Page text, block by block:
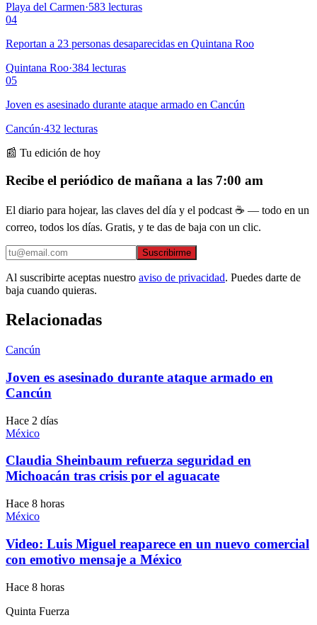
Playa del Carmen·583 lecturas
04
Reportan a 23 personas desaparecidas en Quintana Roo
Quintana Roo·384 lecturas
05
Joven es asesinado durante ataque armado en Cancún
Cancún·432 lecturas
📰 Tu edición de hoy
Recibe el periódico de mañana a las 7:00 am
El diario para hojear, las claves del día y el podcast ☕ — todo en un
correo, todos los días. Gratis, y te das de baja con un clic.
Suscribirme
Al suscribirte aceptas nuestro aviso de privacidad. Puedes darte de
baja cuando quieras.
Relacionadas
Cancún
Joven es asesinado durante ataque armado en
Cancún
Hace 2 días
México
Claudia Sheinbaum refuerza seguridad en
Michoacán tras crisis por el aguacate
Hace 8 horas
México
Video: Luis Miguel reaparece en un nuevo comercial
con emotivo mensaje a México
Hace 8 horas
Quinta Fuerza